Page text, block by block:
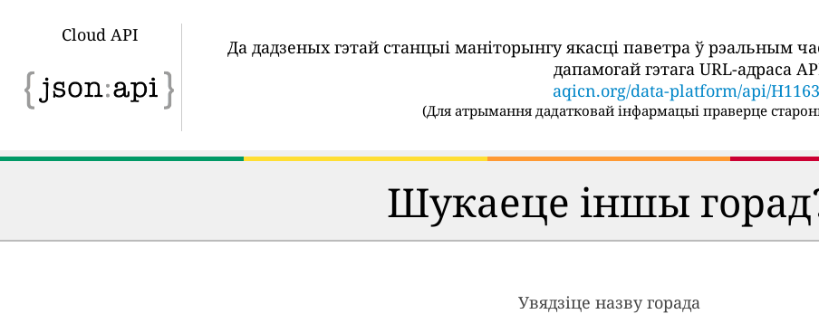
Cloud API
Да дадзеных гэтай станцыі маніторынгу якасці паветра ў рэальным
дапамогай гэтага URL-адраса
aqicn.org/data-platform/api/
(Для атрымання дадатковай інфармацыі праверце
Шукаеце іншы
Увядзіце назву горада